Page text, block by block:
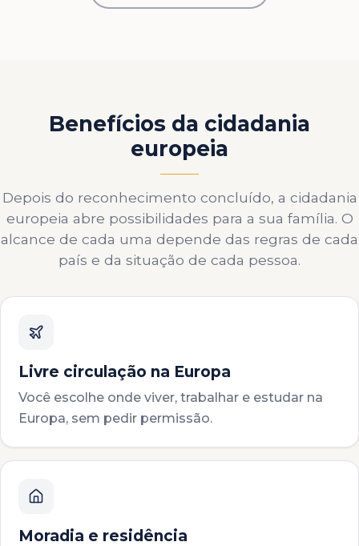
Benefícios da cidadania
europeia
Depois do reconhecimento concluído, a cidadania
europeia abre possibilidades para a sua família. O
alcance de cada uma depende das regras de cada
país e da situação de cada pessoa.
Livre circulação na Europa
Você escolhe onde viver, trabalhar e estudar na
Europa, sem pedir permissão.
Moradia e residência